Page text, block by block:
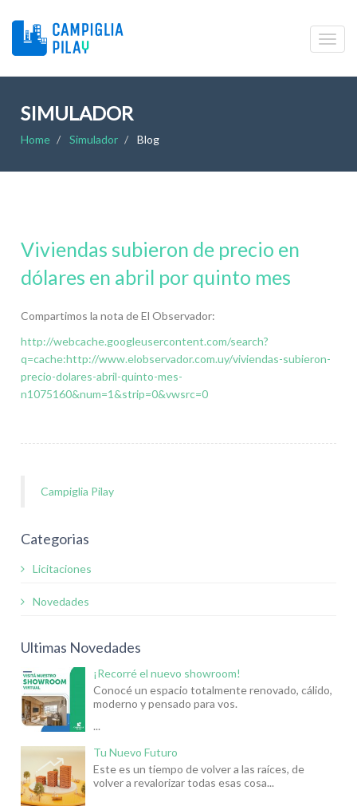
SIMULADOR
Home Simulador Blog
Viviendas subieron de precio en
dólares en abril por quinto mes
Compartimos la nota de El Observador:
http://webcache.googleusercontent.com/search?
q=cache:http://www.elobservador.com.uy/viviendas-subieron-
precio-dolares-abril-quinto-mes-
n1075160&num=1&strip=0&vwsrc=0
Campiglia Pilay
Categorias
Licitaciones
Novedades
Ultimas Novedades
¡Recorré el nuevo showroom!
Conocé un espacio totalmente renovado, cálido,
moderno y pensado para vos.
...
Tu Nuevo Futuro
Este es un tiempo de volver a las raíces, de
volver a revalorizar todas esas cosa...